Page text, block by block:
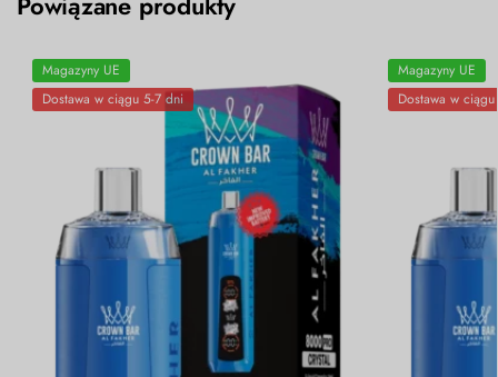
Magazyny UE
Dostawa w ciągu 5-7 dni
Magazyny UE
Dostawa w